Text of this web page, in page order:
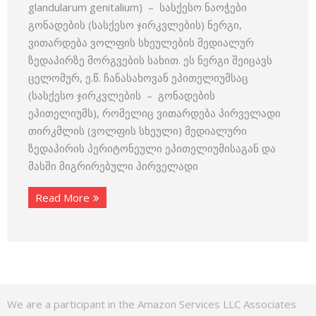
glandularum genitalium) – სასქესო ნაოჭები
გონადების (სასქესო ჯირკვლების) ნერგი,
ვითარდება ვოლფის სხეულების მედიალურ
ზედაპირზე მორგვების სახით. ეს ნერგი შეიცავს
ცელომურ, ე.წ. ჩანასახოვან ეპითელიუმსაც
(სასქესო ჯირკვლების – გონადების
ეპითელიუმს), რომელიც ვითარდება პირველადი
თირკმლის (ვოლფის სხეული) მედიალური
ზედაპირის პერიტონეული ეპითელიუმისაგან და
მასში მიგრირებული პირველადი
Read More
We are a participant in the Amazon Services LLC Associates